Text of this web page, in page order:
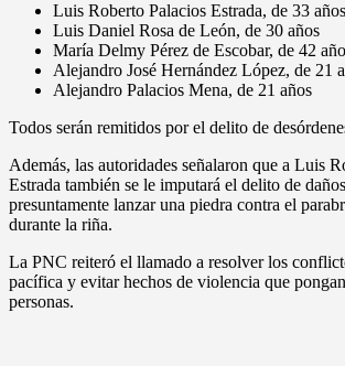
Luis Roberto Palacios Estrada, de 33 años
Luis Daniel Rosa de León, de 30 años
María Delmy Pérez de Escobar, de 42
Alejandro José Hernández López, de 21
Alejandro Palacios Mena, de 21 años
Todos serán remitidos por el delito de
Además, las autoridades señalaron que a Luis
Estrada también se le imputará el delito de
presuntamente lanzar una piedra contra el
durante la riña.
La PNC reiteró el llamado a resolver los
pacífica y evitar hechos de violencia que
personas.